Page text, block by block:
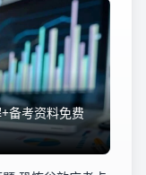
备考资料免费